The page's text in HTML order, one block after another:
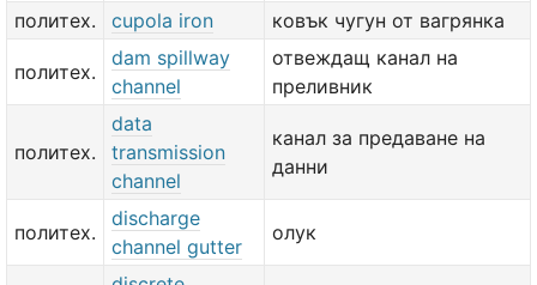
политех.
cupola iron ковък чугун от вагрянка
политех.
dam spillway
channel
отвеждащ канал на
преливник
политех.
data
transmission
channel
канал за предаване на
данни
политех.
discharge
channel gutter
олук